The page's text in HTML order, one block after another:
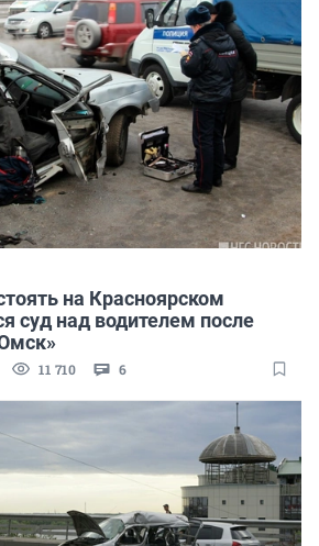
на Красноярском
суд над водителем после
11 710 6